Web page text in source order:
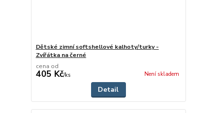
Dětské zimní softshellové kalhoty/turky -
Zvířátka na černé
cena od
405 Kč/ks Není skladem
Detail